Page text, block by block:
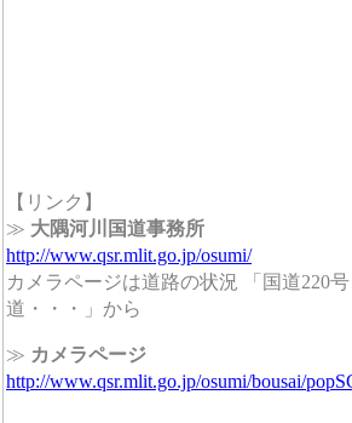
【リンク】
≫ 大隅河川国道事務所
http://www.qsr.mlit.go.jp/osumi/
カメラページは道路の状況 「国道220号
道・・・」から
≫ カメラページ
http://www.qsr.mlit.go.jp/osumi/bousai/